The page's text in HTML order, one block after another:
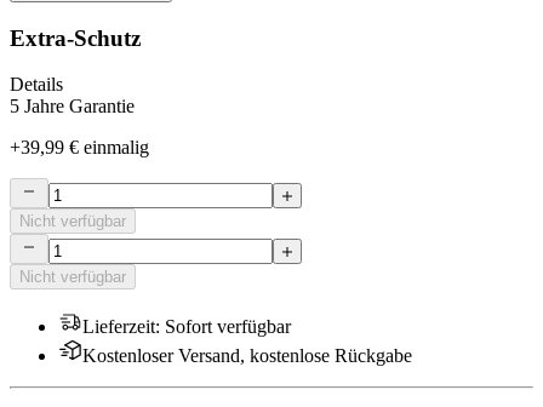
Extra-Schutz
Details
5 Jahre Garantie
+39,99 € einmalig
Nicht verfügbar
Nicht verfügbar
Lieferzeit: Sofort verfügbar
Kostenloser Versand, kostenlose Rückgabe